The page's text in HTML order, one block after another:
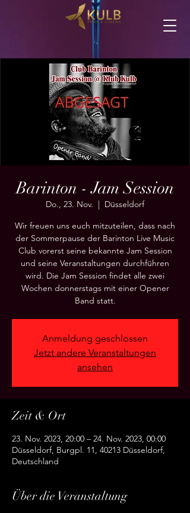
Barinton - Jam Session
Do., 23. Nov.
  |
Düsseldorf
Wir freuen uns euch mitzuteilen, dass nach
der Sommerpause der Barinton Live Music
Club vorerst seine bekannte Jam Session
und seine Veranstaltungen durchführen
wird. Die Jam Session findet alle zwei
Wochen donnerstags mit einer Opener
Band statt.
Anmeldung geschlossen
Jetzt andere Veranstaltungen
ansehen
Zeit & Ort
23. Nov. 2023, 20:00 – 24. Nov. 2023, 00:00
Düsseldorf, Burgpl. 11, 40213 Düsseldorf,
Deutschland
Über die Veranstaltung